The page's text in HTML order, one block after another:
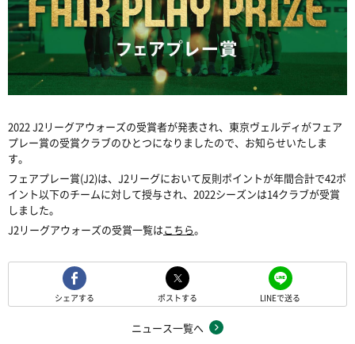
2022 J2リーグアウォーズの受賞者が発表され、東京ヴェルディがフェア
プレー賞の受賞クラブのひとつになりましたので、お知らせいたしま
す。
フェアプレー賞(J2)は、J2リーグにおいて反則ポイントが年間合計で42ポ
イント以下のチームに対して授与され、2022シーズンは14クラブが受賞
しました。
J2リーグアウォーズの受賞一覧はこちら。
シェアする ポストする LINEで送る
ニュース一覧へ